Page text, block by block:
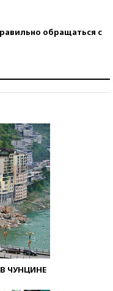
обращаться с
ЧУНЦИНЕ